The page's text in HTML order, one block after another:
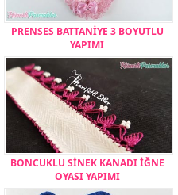
PRENSES BATTANİYE 3 BOYUTLU
YAPIMI
BONCUKLU SİNEK KANADI İĞNE
OYASI YAPIMI